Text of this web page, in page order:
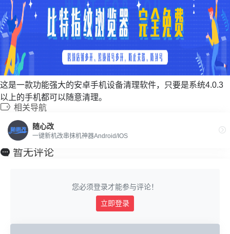
这是一款功能强大的安卓手机设备清理软件，只要是系统4.0.3
以上的手机都可以随意清理。
相关导航
随心改
一键新机改串抹机神器Android/IOS
暂无评论
您必须登录才能参与评论！
立即登录